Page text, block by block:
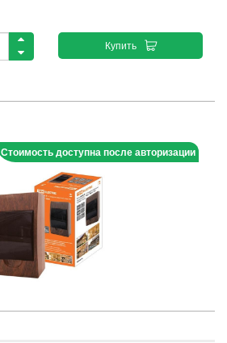
Купить
Стоимость доступна после авторизации